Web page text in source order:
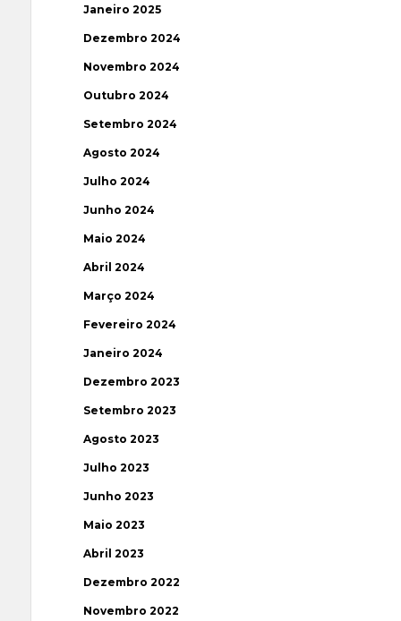
Janeiro 2025
Dezembro 2024
Novembro 2024
Outubro 2024
Setembro 2024
Agosto 2024
Julho 2024
Junho 2024
Maio 2024
Abril 2024
Março 2024
Fevereiro 2024
Janeiro 2024
Dezembro 2023
Setembro 2023
Agosto 2023
Julho 2023
Junho 2023
Maio 2023
Abril 2023
Dezembro 2022
Novembro 2022